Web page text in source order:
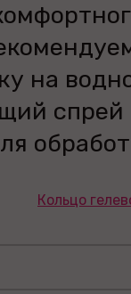
на
спрей
Кольцо